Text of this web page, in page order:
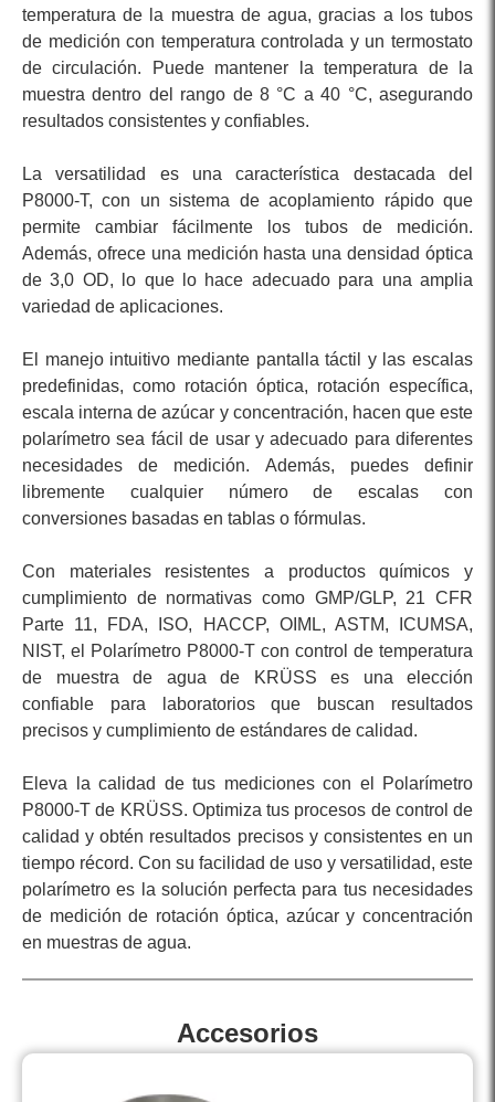
temperatura de la muestra de agua, gracias a los tubos
de medición con temperatura controlada y un termostato
de circulación. Puede mantener la temperatura de la
muestra dentro del rango de 8 °C a 40 °C, asegurando
resultados consistentes y confiables.
La versatilidad es una característica destacada del
P8000-T, con un sistema de acoplamiento rápido que
permite cambiar fácilmente los tubos de medición.
Además, ofrece una medición hasta una densidad óptica
de 3,0 OD, lo que lo hace adecuado para una amplia
variedad de aplicaciones.
El manejo intuitivo mediante pantalla táctil y las escalas
predefinidas, como rotación óptica, rotación específica,
escala interna de azúcar y concentración, hacen que este
polarímetro sea fácil de usar y adecuado para diferentes
necesidades de medición. Además, puedes definir
libremente cualquier número de escalas con
conversiones basadas en tablas o fórmulas.
Con materiales resistentes a productos químicos y
cumplimiento de normativas como GMP/GLP, 21 CFR
Parte 11, FDA, ISO, HACCP, OIML, ASTM, ICUMSA,
NIST, el Polarímetro P8000-T con control de temperatura
de muestra de agua de KRÜSS es una elección
confiable para laboratorios que buscan resultados
precisos y cumplimiento de estándares de calidad.
Eleva la calidad de tus mediciones con el Polarímetro
P8000-T de KRÜSS. Optimiza tus procesos de control de
calidad y obtén resultados precisos y consistentes en un
tiempo récord. Con su facilidad de uso y versatilidad, este
polarímetro es la solución perfecta para tus necesidades
de medición de rotación óptica, azúcar y concentración
en muestras de agua.
Accesorios